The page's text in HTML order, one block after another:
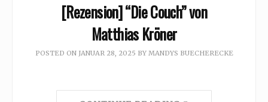
[Rezension] “Die Couch” von
Matthias Kröner
POSTED ON JANUAR 28, 2025 BY MANDYS BUECHERECKE